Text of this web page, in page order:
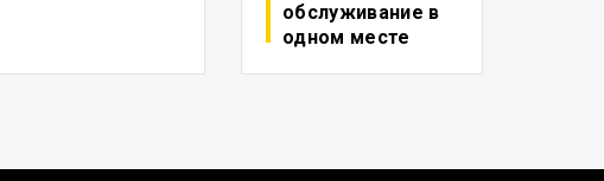
обслуживание в
одном месте